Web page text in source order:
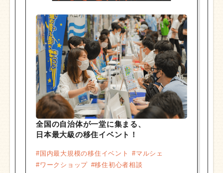
全国の自治体が一堂に集まる、
日本最大級の移住イベント！
#国内最大規模の移住イベント
#マルシェ
#ワークショップ #移住初心者相談